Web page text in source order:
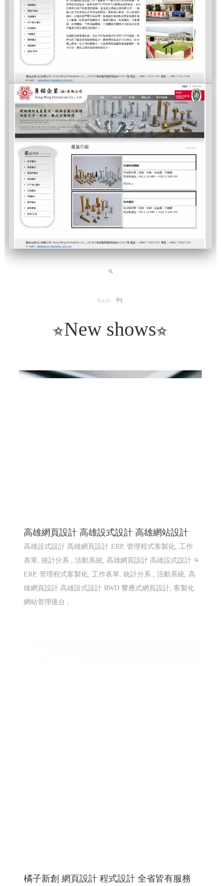
New shows
高雄網頁設計 高雄設式設計 高雄網站設計
高雄設式設計 高雄網頁設計 ERP, 管理程式客製化, 工作
表單, 統計分系 , 活動系統, 高雄網頁設計 高雄設式設計
ERP, 管理程式客製化, 工作表單, 統計分系 , 活動系統, 高
雄網頁設計 高雄設式設計 RWD 響應式網頁設計, 客製化
網站管理後台 ,
橘子新創 網頁設計 程式設計 全省皆有服務